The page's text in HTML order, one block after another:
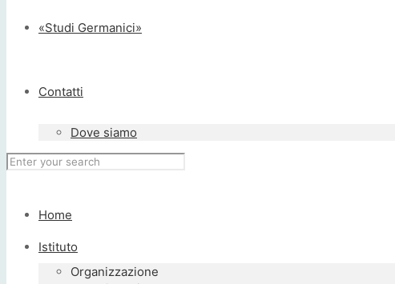
«Studi Germanici»
Contatti
Dove siamo
Home
Istituto
Organizzazione